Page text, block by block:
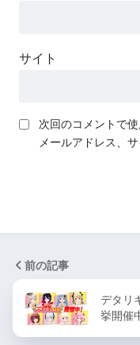
サイト
次回のコメントで
メールアドレス、サ
前の記事
デタリ
挙開催